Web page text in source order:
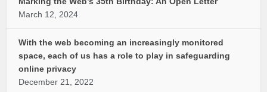
March 12, 2024
With the web becoming an increasingly monitored
space, each of us has a role to play in safeguarding
online privacy
December 21, 2022